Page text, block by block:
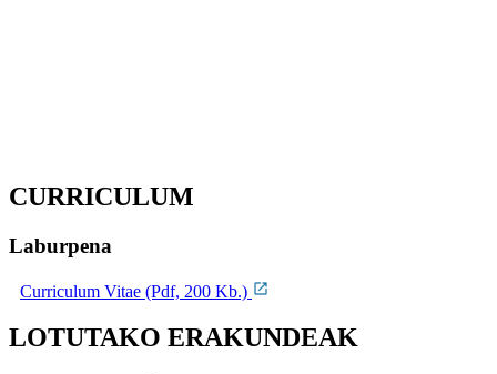
CURRICULUM
Laburpena
Curriculum Vitae (Pdf, 200 Kb.)
LOTUTAKO ERAKUNDEAK